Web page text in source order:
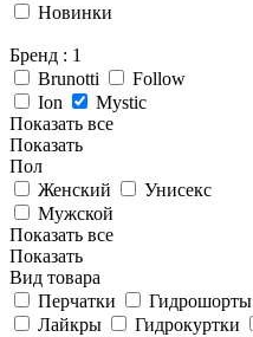
Новинки
Бренд : 1
Brunotti
Follow
Ion
Mystic
Показать все
Показать
Пол
Женский
Унисекс
Мужской
Показать все
Показать
Вид товара
Перчатки
Гидрошорты
Лайкры
Гидрокуртки